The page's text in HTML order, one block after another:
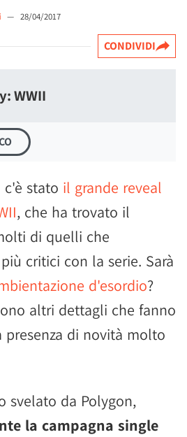
— 28/04/2017
CONDIVIDI
WWII
stato il grande reveal
, che ha trovato il
di quelli che
critici con la serie. Sarà
d'esordio?
altri dettagli che fanno
presenza di novità molto
svelato da Polygon,
la campagna single